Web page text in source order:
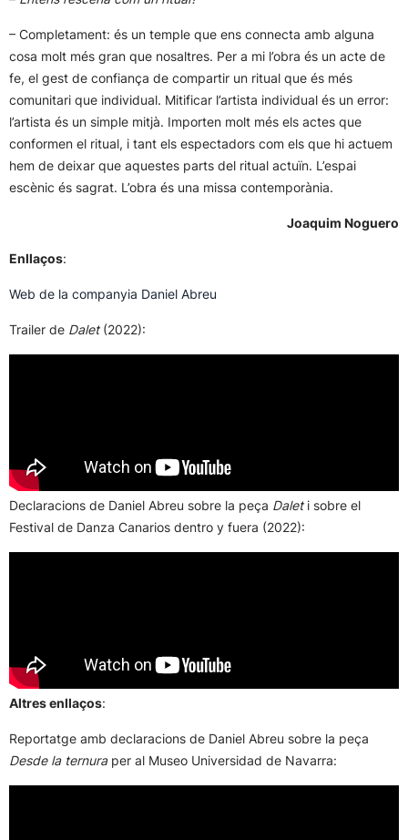
– Completament: és un temple que ens connecta amb alguna
cosa molt més gran que nosaltres. Per a mi l’obra és un acte de
fe, el gest de confiança de compartir un ritual que és més
comunitari que individual. Mitificar l’artista individual és un error:
l’artista és un simple mitjà. Importen molt més els actes que
conformen el ritual, i tant els espectadors com els que hi actuem
hem de deixar que aquestes parts del ritual actuïn. L’espai
escènic és sagrat. L’obra és una missa contemporània.
Joaquim Noguero
Enllaços:
Web de la companyia Daniel Abreu
Trailer de Dalet(2022):
Declaracions de Daniel Abreu sobre la peça Daleti sobre el
Festival de Danza Canarios dentro y fuera (2022):
Altres enllaços:
Reportatge amb declaracions de Daniel Abreu sobre la peça
Desde la ternuraper al Museo Universidad de Navarra: